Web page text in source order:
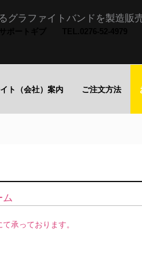
グラファイトバンドを製造
ト（会社）案内 ご注文方法
ム
承っております。